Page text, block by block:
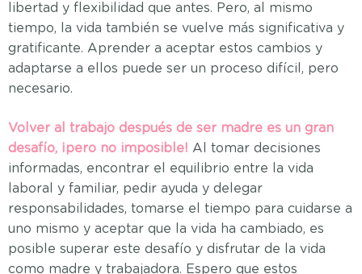
libertad y flexibilidad que antes. Pero, al mismo
tiempo, la vida también se vuelve más significativa y
gratificante. Aprender a aceptar estos cambios y
adaptarse a ellos puede ser un proceso difícil, pero
necesario.
Volver al trabajo después de ser madre es un gran
desafío, ¡pero no imposible! Al tomar decisiones
informadas, encontrar el equilibrio entre la vida
laboral y familiar, pedir ayuda y delegar
responsabilidades, tomarse el tiempo para cuidarse a
uno mismo y aceptar que la vida ha cambiado, es
posible superar este desafío y disfrutar de la vida
como madre y trabajadora. Espero que estos